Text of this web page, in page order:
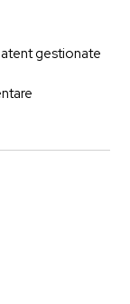
atent gestionate